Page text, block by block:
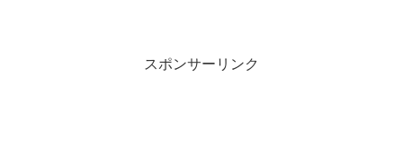
スポンサーリンク